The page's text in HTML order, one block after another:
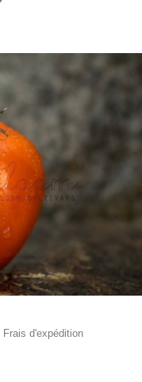
Frais d'expédition